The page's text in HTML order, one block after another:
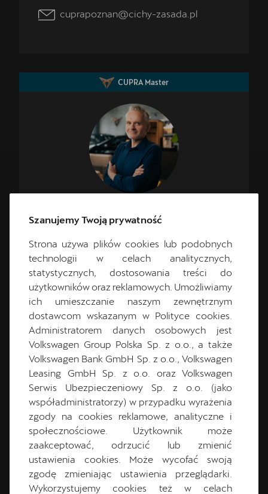
cuprapoznan@cichy-zasada.pl
CUPRA Master
GrzegorzJarmurz
CUPRA Master
61 832 72 50
cuprapoznan@cichy-zasada.pl
CUPRA Master
Szanujemy Twoją prywatność
Strona używa plików cookies lub podobnych
technologii w celach analitycznych,
statystycznych, dostosowania treści do
użytkowników oraz reklamowych. Umożliwiamy
ich umieszczanie naszym zewnętrznym
dostawcom wskazanym w Polityce cookies.
Administratorem danych osobowych jest
Volkswagen Group Polska Sp. z o.o., a także
Volkswagen Bank GmbH Sp. z o.o., Volkswagen
Leasing GmbH Sp. z o.o. oraz Volkswagen
Serwis Ubezpieczeniowy Sp. z o.o. (jako
współadministratorzy) w przypadku wyrażenia
zgody na cookies reklamowe, analityczne i
społecznościowe. Użytkownik może
zaakceptować, odrzucić lub zmienić
ustawienia cookies. Może wycofać swoją
zgodę zmieniając ustawienia przeglądarki.
Wykorzystujemy cookies też w celach